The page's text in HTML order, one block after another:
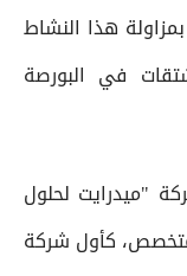
هذا النشاط
في البورصة
"ميدرايت لحلول
كأول شركة